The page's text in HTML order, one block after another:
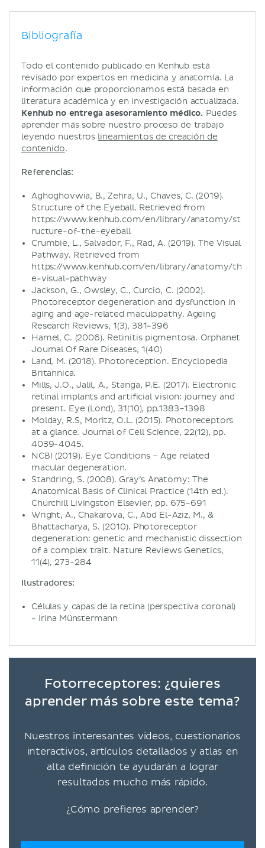
Bibliografía
Todo el contenido publicado en Kenhub está
revisado por expertos en medicina y anatomía. La
información que proporcionamos está basada en
literatura académica y en investigación actualizada.
Kenhub no entrega asesoramiento médico. Puedes
aprender más sobre nuestro proceso de trabajo
leyendo nuestros lineamientos de creación de
contenido.
Referencias:
Aghoghovwia, B., Zehra, U., Chaves, C. (2019).
Structure of the Eyeball. Retrieved from
https://www.kenhub.com/en/library/anatomy/st
ructure-of-the-eyeball
Crumbie, L., Salvador, F., Rad, A. (2019). The Visual
Pathway. Retrieved from
https://www.kenhub.com/en/library/anatomy/th
e-visual-pathway
Jackson, G., Owsley, C., Curcio, C. (2002).
Photoreceptor degeneration and dysfunction in
aging and age-related maculopathy. Ageing
Research Reviews, 1(3), 381-396
Hamel, C. (2006). Retinitis pigmentosa. Orphanet
Journal Of Rare Diseases, 1(40)
Land, M. (2018). Photoreception. Encyclopedia
Britannica.
Mills, J.O., Jalil, A., Stanga, P.E. (2017). Electronic
retinal implants and artificial vision: journey and
present. Eye (Lond), 31(10), pp.1383–1398
Molday, R.S, Moritz, O.L. (2015). Photoreceptors
at a glance. Journal of Cell Science, 22(12), pp.
4039-4045.
NCBI (2019). Eye Conditions – Age related
macular degeneration.
Standring, S. (2008). Gray’s Anatomy: The
Anatomical Basis of Clinical Practice (14th ed.).
Churchill Livingston Elsevier, pp. 675-691
Wright, A., Chakarova, C., Abd El-Aziz, M., &
Bhattacharya, S. (2010). Photoreceptor
degeneration: genetic and mechanistic dissection
of a complex trait. Nature Reviews Genetics,
11(4), 273-284
Ilustradores:
Células y capas de la retina (perspectiva coronal)
- Irina Münstermann
Fotorreceptores: ¿quieres
aprender más sobre este tema?
Nuestros interesantes videos, cuestionarios
interactivos, artículos detallados y atlas en
alta definición te ayudarán a lograr
resultados mucho más rápido.
¿Cómo prefieres aprender?